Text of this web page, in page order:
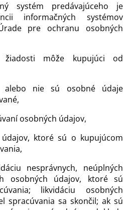
systém predávajúceho je
informačných systémov
pre ochranu osobných
žiadosti môže kupujúci od
alebo nie sú osobné údaje
osobných údajov,
ktoré sú o kupujúcom
nesprávnych, neúplných
osobných údajov, ktoré sú
likvidáciu osobných
spracúvania sa skončil; ak sú